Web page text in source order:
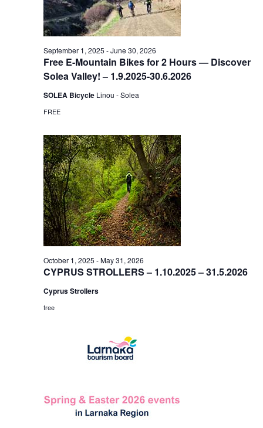
Free E-Mountain Bikes for 2 Hours — Discover
Solea Valley! – 1.9.2025-30.6.2026
September 1, 2025 -June 30, 2026
SOLEA Bicycle Linou - Solea
FREE
CYPRUS STROLLERS – 1.10.2025 – 31.5.2026
October 1, 2025 -May 31, 2026
Cyprus Strollers
free